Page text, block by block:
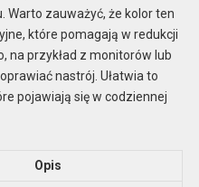
Warto zauważyć, że kolor ten
które pomagają w redukcji
na przykład z monitorów lub
nastrój. Ułatwia to
pojawiają się w codziennej
Opis